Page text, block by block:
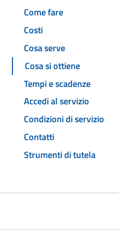
Come fare
Costi
Cosa serve
Cosa si ottiene
Tempi e scadenze
Accedi al servizio
Condizioni di servizio
Contatti
Strumenti di tutela